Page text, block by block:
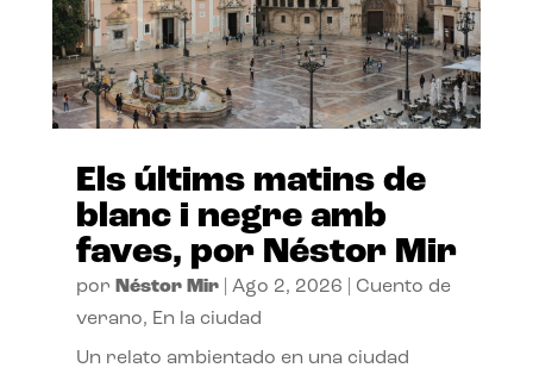
Els últims matins de
blanc i negre amb
faves, por Néstor Mir
por Néstor Mir| Ago 2, 2026
Cuento de
verano, En la ciudad
Un relato ambientado en una ciudad